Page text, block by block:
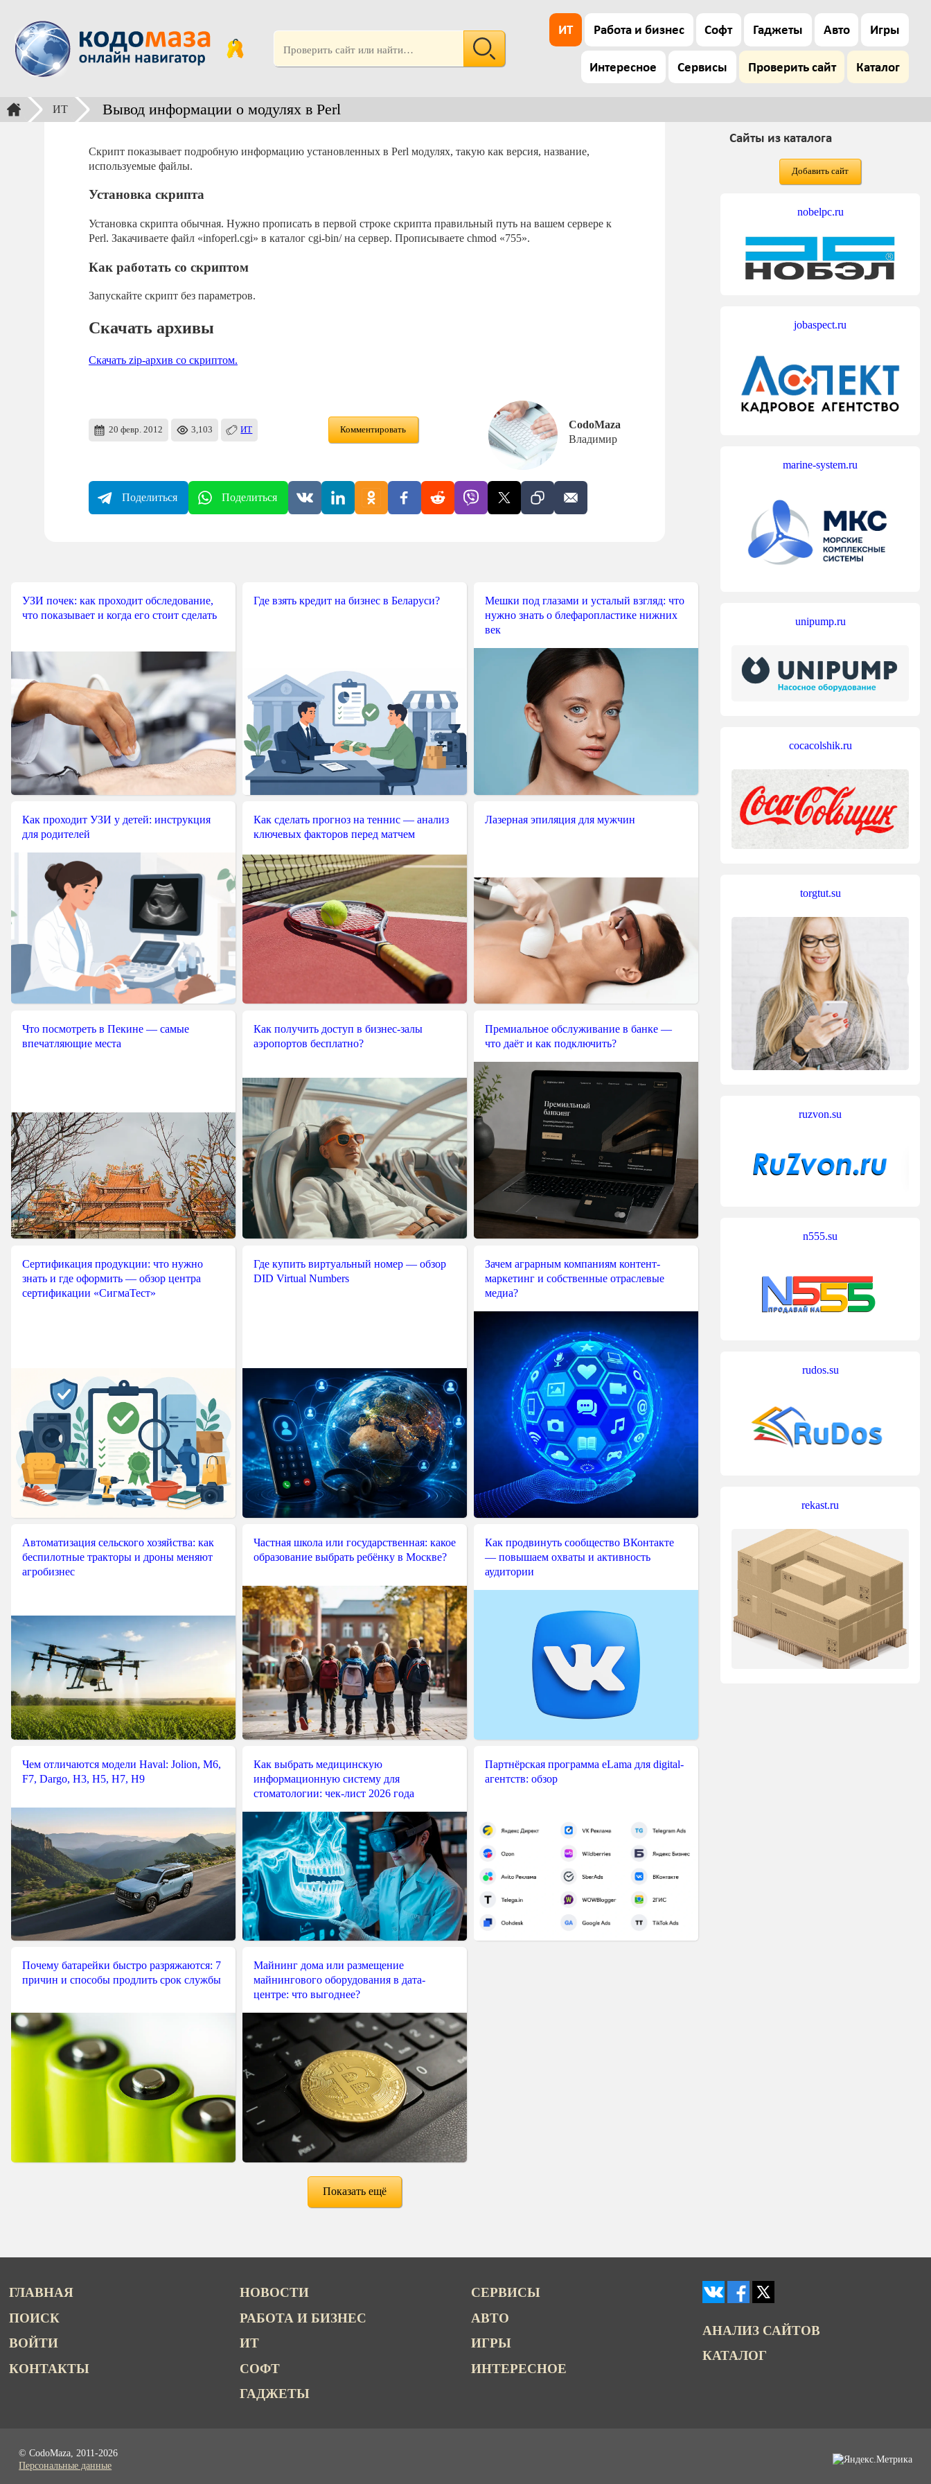
ИТ Работа и бизнес Софт Гаджеты Авто Игры
Интересное Сервисы Проверить сайт Каталог
ИТ Вывод информации о модулях в Perl
Скрипт показывает подробную информацию установленных в Perl модулях, такую как версия, название,
используемые файлы.
Установка скрипта
Установка скрипта обычная. Нужно прописать в первой строке скрипта правильный путь на вашем сервере к
Perl. Закачиваете файл «infoperl.cgi» в каталог cgi-bin/ на сервер. Прописываете chmod «755».
Как работать со скриптом
Запускайте скрипт без параметров.
Скачать архивы
Скачать zip-архив со скриптом.
20 февр. 2012 3,103 ИТ Комментировать
CodoMaza
Владимир
Поделиться Поделиться
УЗИ почек: как проходит обследование,
что показывает и когда его стоит сделать
Где взять кредит на бизнес в Беларуси?
Мешки под глазами и усталый взгляд: что
нужно знать о блефаропластике нижних
век
Как проходит УЗИ у детей: инструкция
для родителей
Как сделать прогноз на теннис — анализ
ключевых факторов перед матчем
Лазерная эпиляция для мужчин
Что посмотреть в Пекине — самые
впечатляющие места
Как получить доступ в бизнес-залы
аэропортов бесплатно?
Премиальное обслуживание в банке —
что даёт и как подключить?
Сертификация продукции: что нужно
знать и где оформить — обзор центра
сертификации «СигмаТест»
Где купить виртуальный номер — обзор
DID Virtual Numbers
Зачем аграрным компаниям контент-
маркетинг и собственные отраслевые
медиа?
Автоматизация сельского хозяйства: как
беспилотные тракторы и дроны меняют
агробизнес
Частная школа или государственная: какое
образование выбрать ребёнку в Москве?
Как продвинуть сообщество ВКонтакте
— повышаем охваты и активность
аудитории
Чем отличаются модели Haval: Jolion, M6,
F7, Dargo, H3, H5, H7, H9
Как выбрать медицинскую
информационную систему для
стоматологии: чек-лист 2026 года
Партнёрская программа eLama для digital-
агентств: обзор
Почему батарейки быстро разряжаются: 7
причин и способы продлить срок службы
Майнинг дома или размещение
майнингового оборудования в дата-
центре: что выгоднее?
Показать ещё
Сайты из каталога
Добавить сайт
nobelpc.ru
jobaspect.ru
marine-system.ru
unipump.ru
cocacolshik.ru
torgtut.su
ruzvon.su
n555.su
rudos.su
rekast.ru
ГЛАВНАЯ
ПОИСК
ВОЙТИ
КОНТАКТЫ
НОВОСТИ
РАБОТА И БИЗНЕС
ИТ
СОФТ
ГАДЖЕТЫ
СЕРВИСЫ
АВТО
ИГРЫ
ИНТЕРЕСНОЕ
АНАЛИЗ САЙТОВ
КАТАЛОГ
© CodoMaza, 2011-2026
Персональные данные